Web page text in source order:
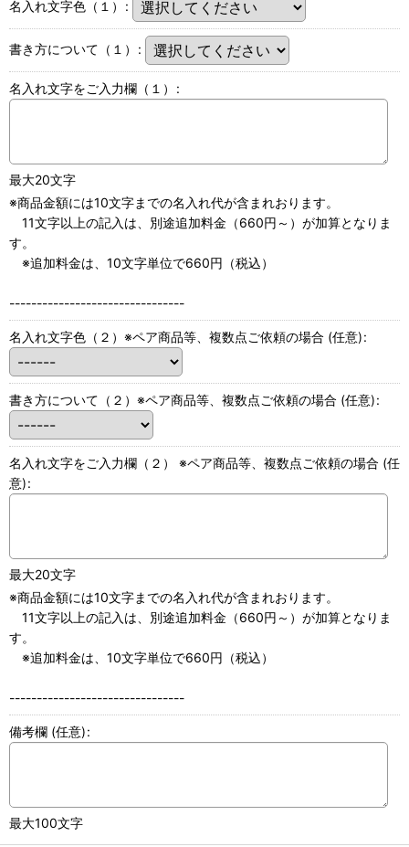
名入れ文字色（１） :
書き方について（１） :
名入れ文字をご入力欄（１） :
最大20文字
※商品金額には10文字までの名入れ代が含まれおります。
11文字以上の記入は、別途追加料金（660円～）が加算となりま
す。
※追加料金は、10文字単位で660円（税込）
--------------------------------
名入れ文字色（２）※ペア商品等、複数点ご依頼の場合 (任意):
書き方について（２）※ペア商品等、複数点ご依頼の場合 (任意):
名入れ文字をご入力欄（２） ※ペア商品等、複数点ご依頼の場合 (任
意):
最大20文字
※商品金額には10文字までの名入れ代が含まれおります。
11文字以上の記入は、別途追加料金（660円～）が加算となりま
す。
※追加料金は、10文字単位で660円（税込）
--------------------------------
備考欄 (任意):
最大100文字